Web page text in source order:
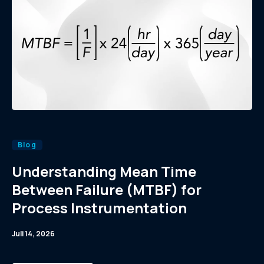
Blog
Understanding Mean Time
Between Failure (MTBF) for
Process Instrumentation
Juli 14, 2026